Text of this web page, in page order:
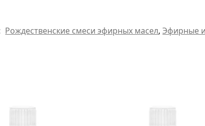
Рождественские смеси эфирных масел,Эфирные